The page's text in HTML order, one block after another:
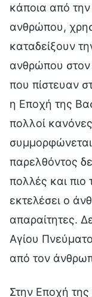
κάποια από την
ανθρώπου,
καταδείξουν
ανθρώπου
που πίστευαν
η Εποχή της
πολλοί
παρελθόντος
πολλές και πιο
εκτελέσει ο
απαραίτητες.
Αγίου
από τον
Στην Εποχή